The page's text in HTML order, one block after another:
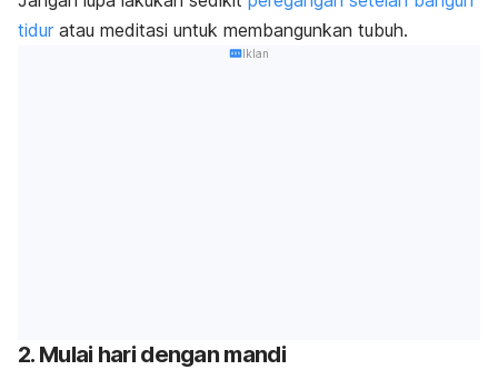
tidur atau meditasi untuk membangunkan tubuh.
Iklan
2. Mulai hari dengan mandi